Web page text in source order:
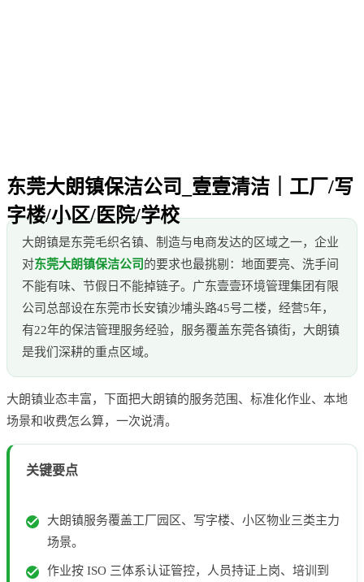
东莞大朗镇保洁公司_壹壹清洁｜工厂/写
字楼/小区/医院/学校
大朗镇是东莞毛织名镇、制造与电商发达的区域之一，企业
对东莞大朗镇保洁公司 的要求也最挑剔：地面要亮、洗手间
不能有味、节假日不能掉链子。广东壹壹环境管理集团有限
公司总部设在东莞市长安镇沙埔头路45号二楼，经营5年，
有22年的保洁管理服务经验，服务覆盖东莞各镇街，大朗镇
是我们深耕的重点区域。
大朗镇业态丰富，下面把大朗镇的服务范围、标准化作业、本地
场景和收费怎么算，一次说清。
关键要点
大朗镇服务覆盖工厂园区、写字楼、小区物业三类主力
场景。
作业按 ISO 三体系认证管控，人员持证上岗、培训到